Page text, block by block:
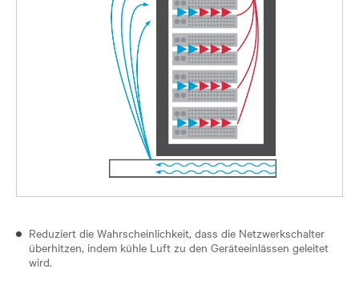
Reduziert die Wahrscheinlichkeit, dass die Netzwerkschalter
überhitzen, indem kühle Luft zu den Geräteeinlässen geleitet
wird.